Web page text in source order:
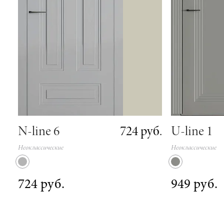
N-line 6 724 руб.
Неоклассические
724 руб.
U-line 1
Неоклассические
949 руб.